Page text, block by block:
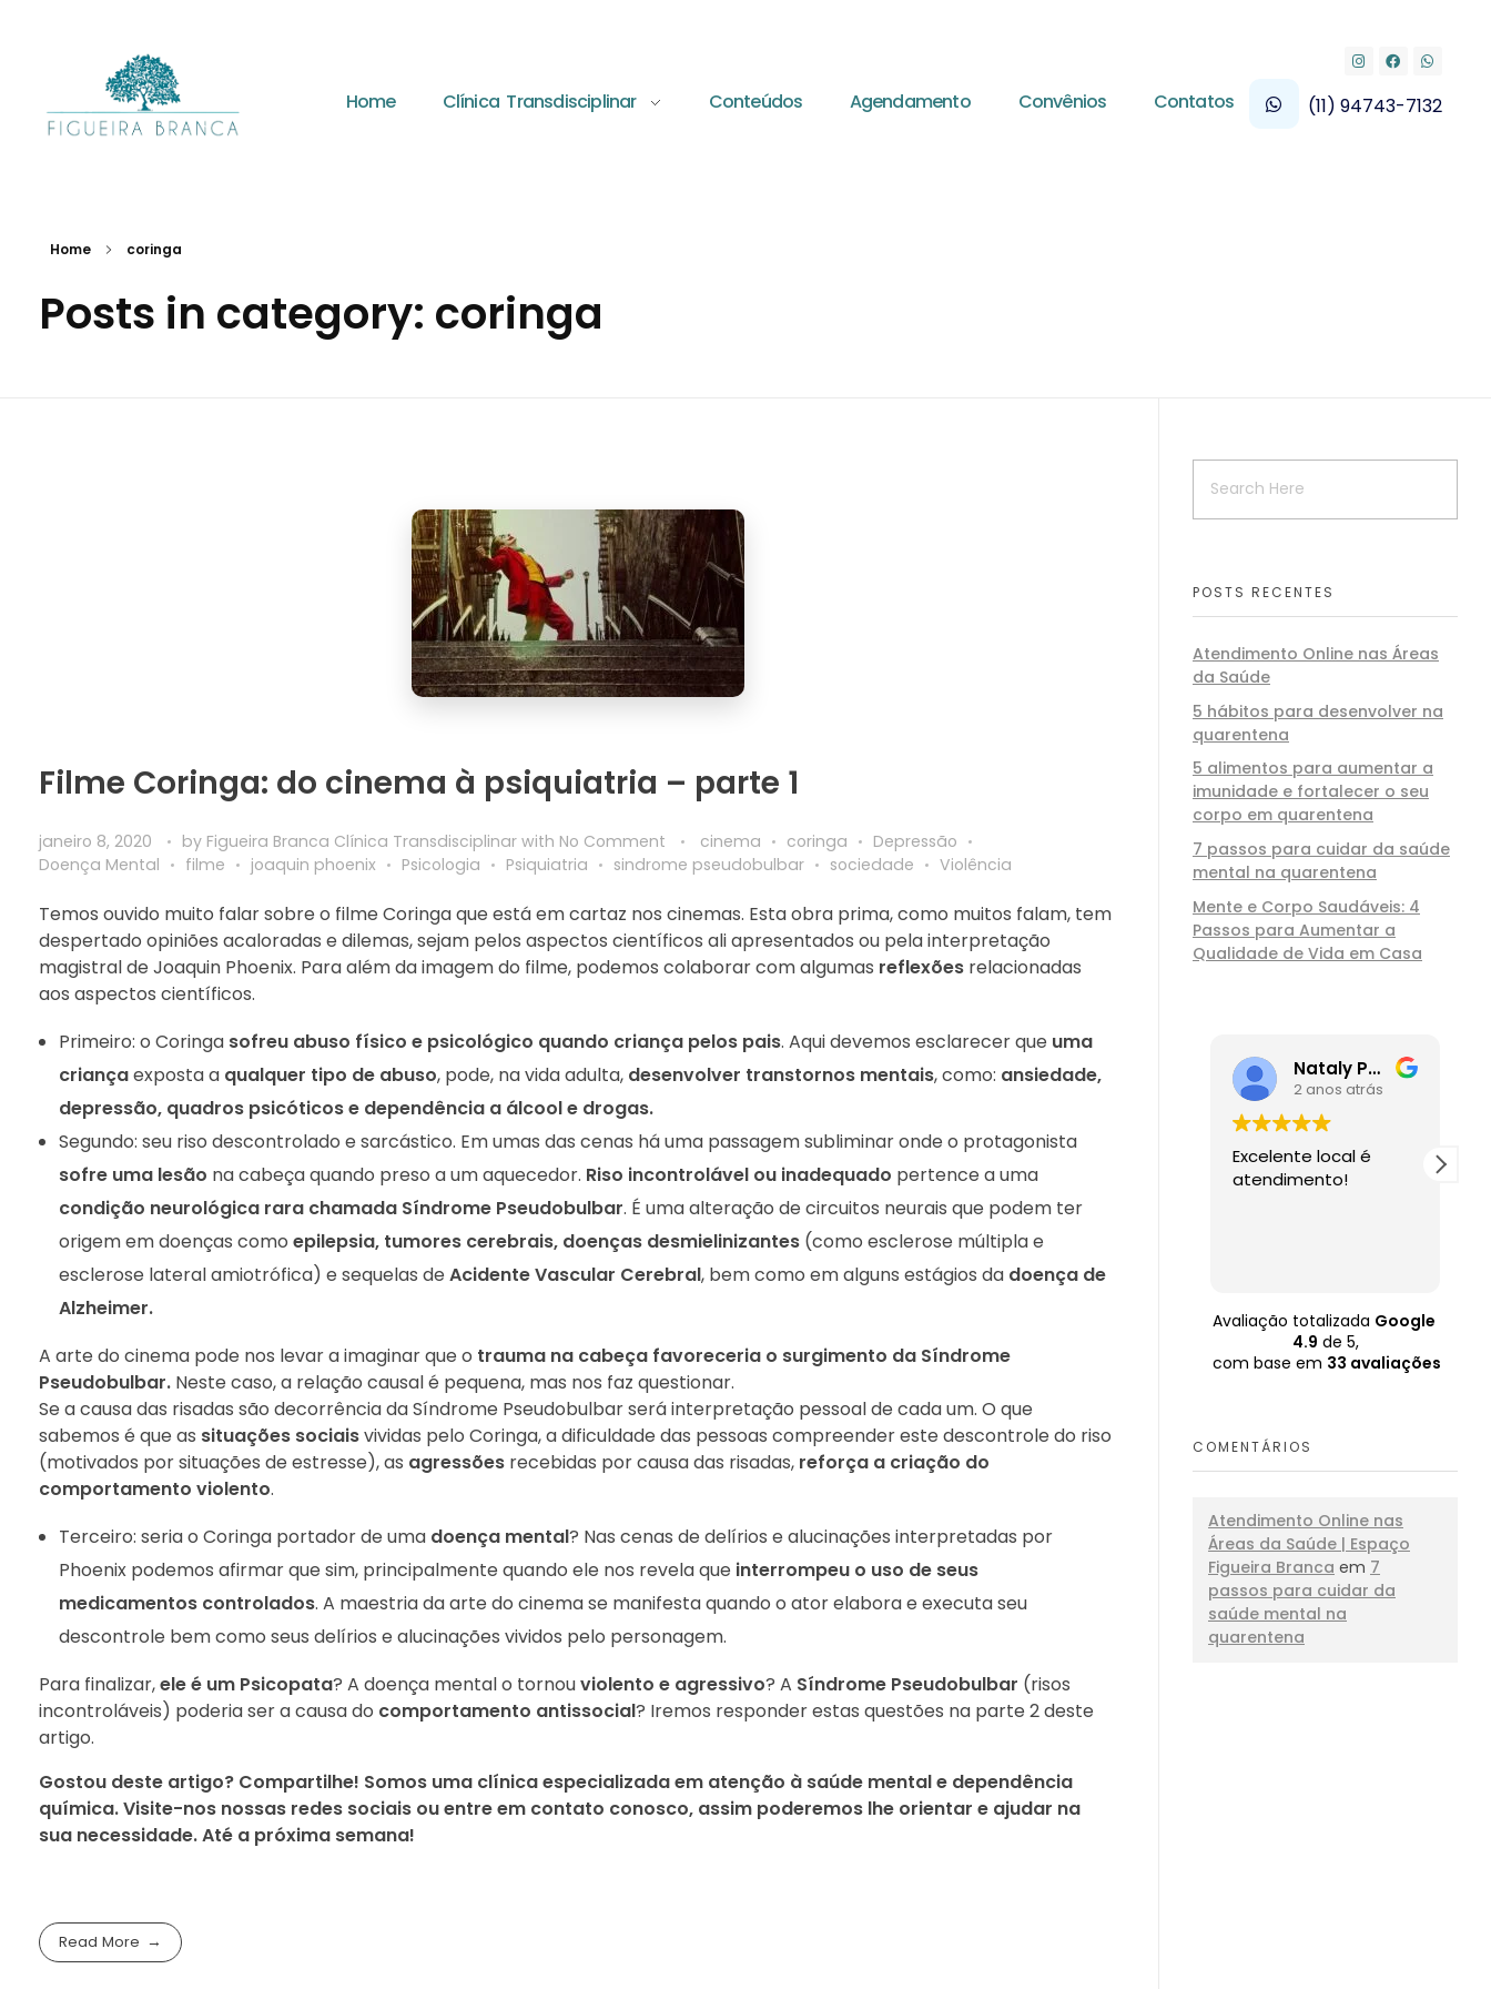
Home Clínica Transdisciplinar Conteúdos Agendamento Convênios Contatos (11) 94743-7132
Home coringa
Posts in category: coringa
Filme Coringa: do cinema à psiquiatria – parte 1
janeiro 8, 2020 by Figueira Branca Clínica Transdisciplinar with No Comment cinema coringa
Depressão
Doença Mental
filme joaquin phoenix Psicologia Psiquiatria sindrome pseudobulbar sociedade Violência
Temos ouvido muito falar sobre o filme Coringa que está em cartaz nos cinemas. Esta obra prima, como muitos falam, tem
despertado opiniões acaloradas e dilemas, sejam pelos aspectos científicos ali apresentados ou pela interpretação
magistral de Joaquin Phoenix. Para além da imagem do filme, podemos colaborar com algumas reflexões relacionadas
aos aspectos científicos.
Primeiro: o Coringa sofreu abuso físico e psicológico quando criança pelos pais. Aqui devemos esclarecer que uma
criançaexposta a qualquer tipo de abuso, pode, na vida adulta, desenvolver transtornos mentais, como: ansiedade,
depressão, quadros psicóticos e dependência a álcool e drogas.
Segundo: seu riso descontrolado e sarcástico. Em umas das cenas há uma passagem subliminar onde o protagonista
sofre uma lesão na cabeça quando preso a um aquecedor. Riso incontrolável ou inadequado pertence a uma
condição neurológica rara chamada Síndrome Pseudobulbar. É uma alteração de circuitos neurais que podem ter
origem em doenças como epilepsia, tumores cerebrais, doenças desmielinizantes(como esclerose múltipla e
esclerose lateral amiotrófica) e sequelas de Acidente Vascular Cerebral, bem como em alguns estágios da doença de
Alzheimer.
A arte do cinema pode nos levar a imaginar que o trauma na cabeça favoreceria o surgimento da Síndrome
Pseudobulbar. Neste caso, a relação causal é pequena, mas nos faz questionar.
Se a causa das risadas são decorrência da Síndrome Pseudobulbar será interpretação pessoal de cada um. O que
sabemos é que as situações sociaisvividas pelo Coringa, a dificuldade das pessoas compreender este descontrole do riso
(motivados por situações de estresse), as agressões recebidas por causa das risadas, reforça a criação do
comportamento violento.
Terceiro: seria o Coringa portador de uma doença mental? Nas cenas de delírios e alucinações interpretadas por
Phoenix podemos afirmar que sim, principalmente quando ele nos revela que interrompeu o uso de seus
medicamentos controlados. A maestria da arte do cinema se manifesta quando o ator elabora e executa seu
descontrole bem como seus delírios e alucinações vividos pelo personagem.
Para finalizar,ele é um Psicopata? A doença mental o tornouviolento e agressivo? A Síndrome Pseudobulbar (risos
incontroláveis) poderia ser a causa do comportamento antissocial? Iremos responder estas questões na parte 2 deste
artigo.
Gostou deste artigo? Compartilhe! Somos uma clínica especializada em atenção à saúde mental e dependência
química. Visite-nos nossas redes sociais ou entre em contato conosco, assim poderemos lhe orientar e ajudar na
sua necessidade. Até a próxima semana!
Read More
POSTS RECENTES
Atendimento Online nas Áreas
da Saúde
5 hábitos para desenvolver na
quarentena
5 alimentos para aumentar a
imunidade e fortalecer o seu
corpo em quarentena
7 passos para cuidar da saúde
mental na quarentena
Mente e Corpo Saudáveis: 4
Passos para Aumentar a
Qualidade de Vida em Casa
Nataly Polycarpo
2 anos atrás
Excelente local é
atendimento!
Avaliação totalizada Google
4.9 de 5,
com base em 33 avaliações
COMENTÁRIOS
Atendimento Online nas
Áreas da Saúde | Espaço
Figueira Branca em 7
passos para cuidar da
saúde mental na
quarentena